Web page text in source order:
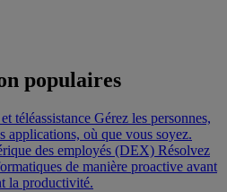
populaires
téléassistance Gérez les personnes,
applications, où que vous soyez.
des employés (DEX) Résolvez
de manière proactive avant
la productivité.